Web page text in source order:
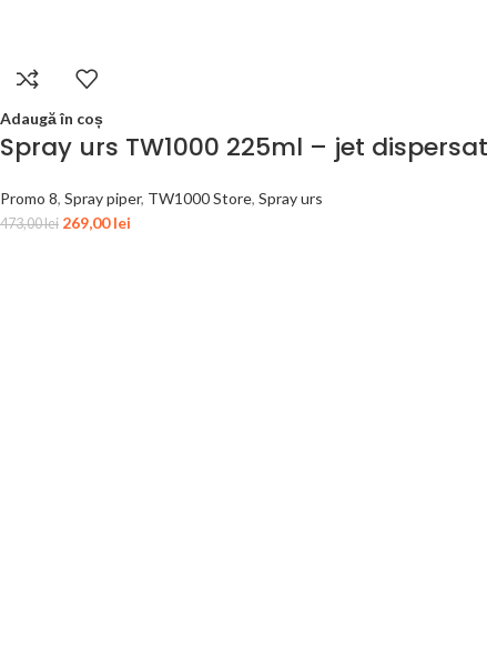
Adaugă în coș
Spray urs TW1000 225ml – jet dispersat
Promo 8, Spray piper, TW1000 Store, Spray urs
473,00lei 269,00lei